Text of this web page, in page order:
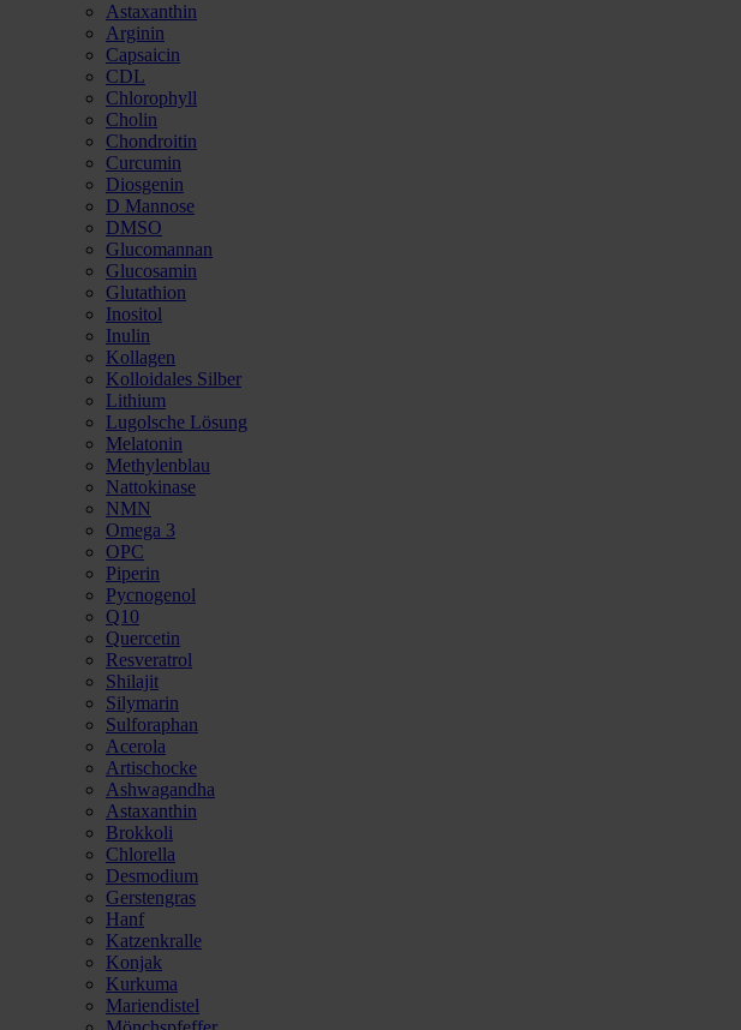
Astaxanthin
Arginin
Capsaicin
CDL
Chlorophyll
Cholin
Chondroitin
Curcumin
Diosgenin
D Mannose
DMSO
Glucomannan
Glucosamin
Glutathion
Inositol
Inulin
Kollagen
Kolloidales Silber
Lithium
Lugolsche Lösung
Melatonin
Methylenblau
Nattokinase
NMN
Omega 3
OPC
Piperin
Pycnogenol
Q10
Quercetin
Resveratrol
Shilajit
Silymarin
Sulforaphan
Acerola
Artischocke
Ashwagandha
Astaxanthin
Brokkoli
Chlorella
Desmodium
Gerstengras
Hanf
Katzenkralle
Konjak
Kurkuma
Mariendistel